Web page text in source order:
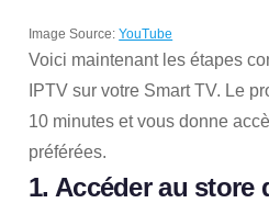
Image Source:YouTube
Voici maintenant les étapes
IPTV sur votre Smart TV. Le
10 minutes et vous donne
préférées.
1. Accéder au store